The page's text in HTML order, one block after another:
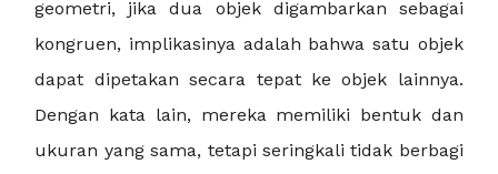
geometri, jika dua objek digambarkan sebagai
kongruen, implikasinya adalah bahwa satu objek
dapat dipetakan secara tepat ke objek lainnya.
Dengan kata lain, mereka memiliki bentuk dan
ukuran yang sama, tetapi seringkali tidak berbagi